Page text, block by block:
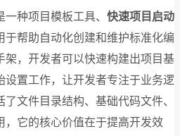
种项目模板工具、 快速项目启动
于帮助自动化创建和维护标准化编
架，开发者可以快速构建出项目基
设置工作，让开发者专注于业务逻
文件目录结构、基础代码文件、
，它的核心价值在于提高开发效